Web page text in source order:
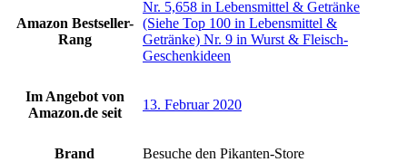
Amazon Bestseller-
Rang
Nr. 5,658 in Lebensmittel & Getränke
(Siehe Top 100 in Lebensmittel &
Getränke) Nr. 9 in Wurst & Fleisch-
Geschenkideen
Im Angebot von
Amazon.de seit
13. Februar 2020
Brand Besuche den Pikanten-Store